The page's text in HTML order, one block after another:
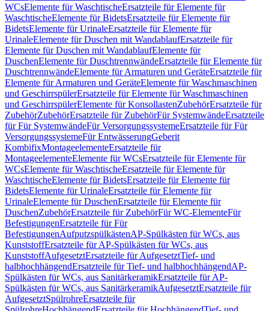
WCsElemente für WaschtischeErsatzteile für Elemente für
WaschtischeElemente für BidetsErsatzteile für Elemente für
BidetsElemente für UrinaleErsatzteile für Elemente für
UrinaleElemente für Duschen mit WandablaufErsatzteile für
Elemente für Duschen mit WandablaufElemente für
DuschenElemente für DuschtrennwändeErsatzteile für Elemente für
DuschtrennwändeElemente für Armaturen und GeräteErsatzteile für
Elemente für Armaturen und GeräteElemente für Waschmaschinen
und GeschirrspülerErsatzteile für Elemente für Waschmaschinen
und GeschirrspülerElemente für KonsollastenZubehörErsatzteile für
ZubehörZubehörErsatzteile für ZubehörFür SystemwändeErsatzteile
für Für SystemwändeFür VersorgungssystemeErsatzteile für Für
VersorgungssystemeFür EntwässerungGeberit
KombifixMontageelementeErsatzteile für
MontageelementeElemente für WCsErsatzteile für Elemente für
WCsElemente für WaschtischeErsatzteile für Elemente für
WaschtischeElemente für BidetsErsatzteile für Elemente für
BidetsElemente für UrinaleErsatzteile für Elemente für
UrinaleElemente für DuschenErsatzteile für Elemente für
DuschenZubehörErsatzteile für ZubehörFür WC-ElementeFür
BefestigungenErsatzteile für Für
BefestigungenAufputzspülkästenAP-Spülkästen für WCs, aus
KunststoffErsatzteile für AP-Spülkästen für WCs, aus
KunststoffAufgesetztErsatzteile für AufgesetztTief- und
halbhochhängendErsatzteile für Tief- und halbhochhängendAP-
Spülkästen für WCs, aus SanitärkeramikErsatzteile für AP-
Spülkästen für WCs, aus SanitärkeramikAufgesetztErsatzteile für
AufgesetztSpülrohreErsatzteile für